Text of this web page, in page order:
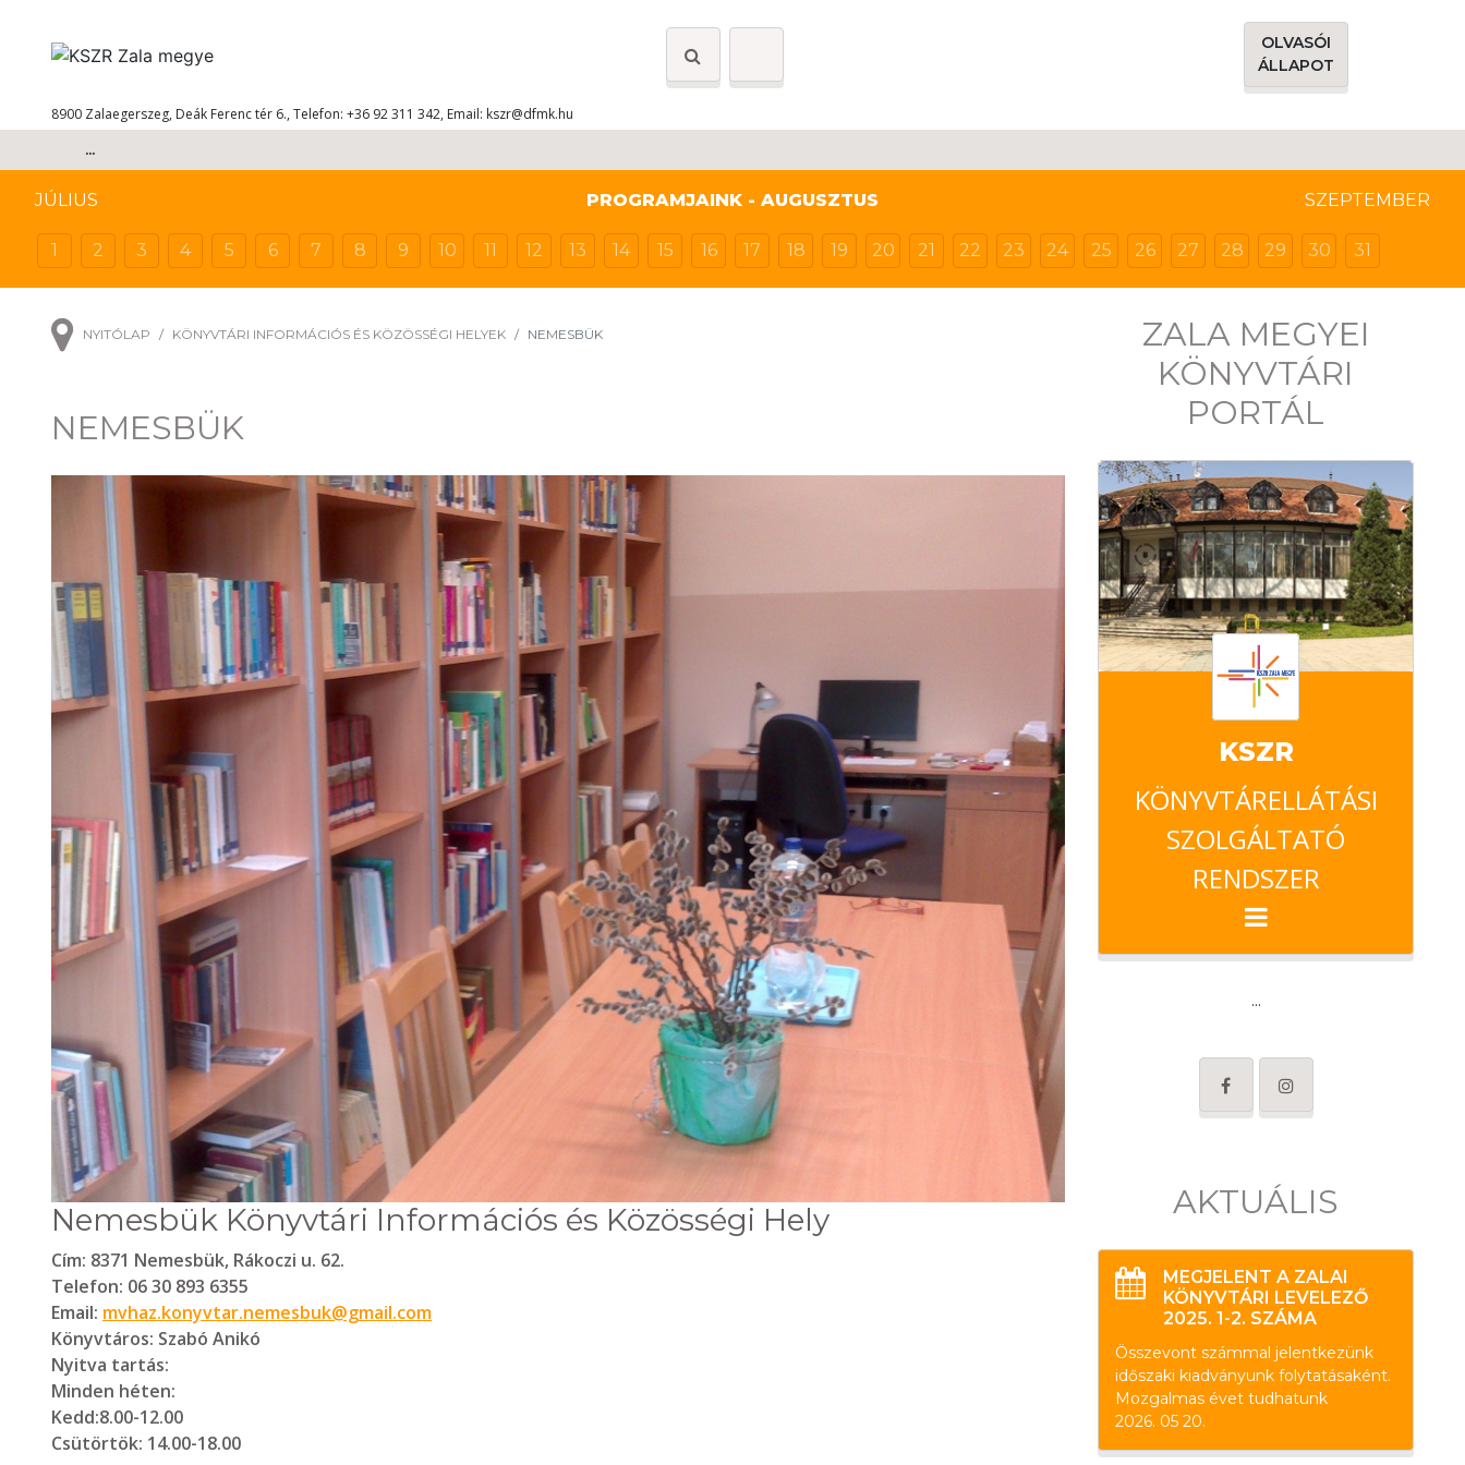
OLVASÓI
ÁLLAPOT
8900 Zalaegerszeg, Deák Ferenc tér 6., Telefon: +36 92 311 342, Email: kszr@dfmk.hu
...
JÚLIUS PROGRAMJAINK - AUGUSZTUS SZEPTEMBER
1 2 3 4 5 6 7 8 9 10 11 12 13 14 15 16 17 18 19 20 21 22 23 24 25 26 27 28 29 30 31
NYITÓLAP KÖNYVTÁRI INFORMÁCIÓS ÉS KÖZÖSSÉGI HELYEK NEMESBÜK
NEMESBÜK
Nemesbük Könyvtári Információs és Közösségi Hely
Cím: 8371 Nemesbük, Rákoczi u. 62.
Telefon: 06 30 893 6355
Email: mvhaz.konyvtar.nemesbuk@gmail.com
Könyvtáros: Szabó Anikó
Nyitva tartás:
Minden héten:
Kedd:8.00-12.00
Csütörtök: 14.00-18.00
ZALA MEGYEI
KÖNYVTÁRI
PORTÁL
KSZR
KÖNYVTÁRELLÁTÁSI
SZOLGÁLTATÓ
RENDSZER
...
AKTUÁLIS
MEGJELENT A ZALAI
KÖNYVTÁRI LEVELEZŐ
2025. 1-2. SZÁMA
Összevont számmal jelentkezünk
időszaki kiadványunk folytatásaként.
Mozgalmas évet tudhatunk
2026. 05 20.